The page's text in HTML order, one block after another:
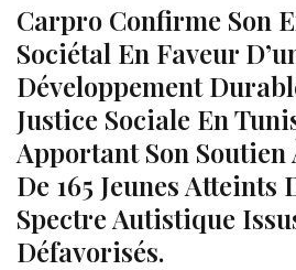
Carpro Confirme Son
Sociétal En Faveur
Développement
Justice Sociale En
Apportant Son Soutien
De 165 Jeunes Atteints
Spectre Autistique
Défavorisés.